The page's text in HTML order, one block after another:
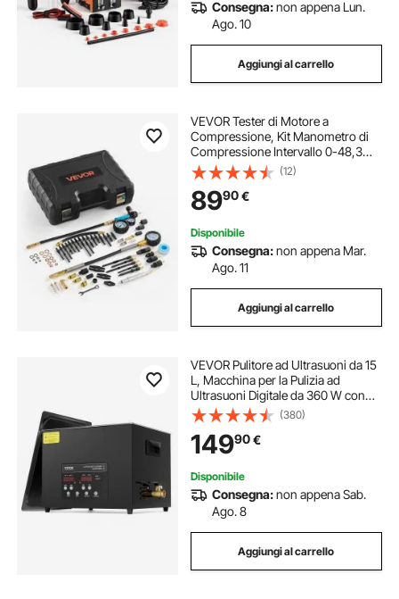
Consegna:non appena Lun.
Ago. 10
Aggiungi al carrello
VEVOR Tester di Motore a
Compressione, Kit Manometro di
Compressione Intervallo 0-48,3
Bar con Manometro di Tenuta 0-6,9
Bar per Controllo di Pressione
Perdite Auto Moto con 4 Adattatori
Custodia
(12)
8990€
Disponibile
Consegna:non appena Mar.
Ago. 11
Aggiungi al carrello
VEVOR Pulitore ad Ultrasuoni da 15
L, Macchina per la Pulizia ad
Ultrasuoni Digitale da 360 W con
Modalità Delicata, Pulitore ad
Ultrasuoni Industriale da 40 kHz
con Riscaldatore e Timer
(380)
14990€
Disponibile
Consegna:non appena Sab.
Ago. 8
Aggiungi al carrello